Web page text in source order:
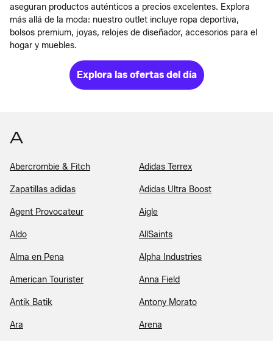
aseguran productos auténticos a precios excelentes. Explora
más allá de la moda: nuestro outlet incluye ropa deportiva,
bolsos premium, joyas, relojes de diseñador, accesorios para el
hogar y muebles.
Explora las ofertas del día
A
Abercrombie & Fitch Adidas Terrex
Zapatillas adidas Adidas Ultra Boost
Agent Provocateur Aigle
Aldo AllSaints
Alma en Pena Alpha Industries
American Tourister Anna Field
Antik Batik Antony Morato
Ara Arena